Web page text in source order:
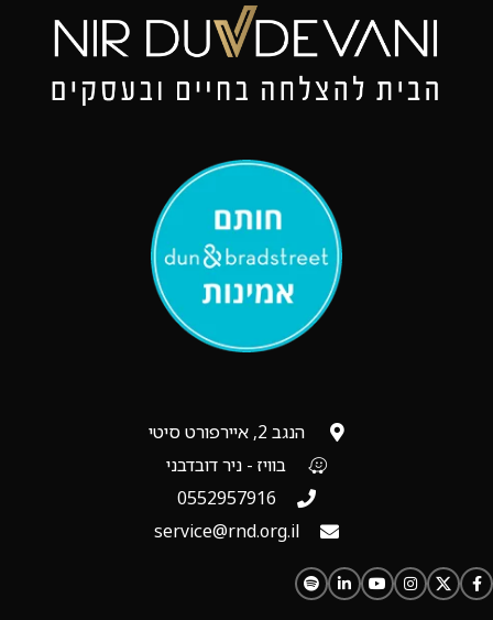
הנגב 2, איירפורט סיטי
בוויז - ניר דובדבני
0552957916
service@rnd.org.il